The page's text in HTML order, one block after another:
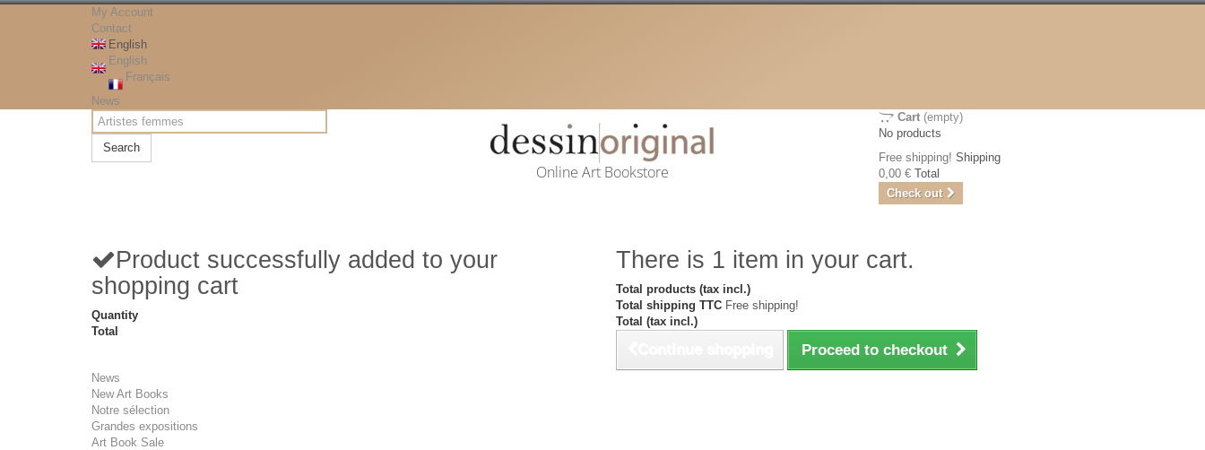
My Account
Contact
English
English
Français
News
Search
Online Art Bookstore
Cart (empty)
No products
Free shipping! Shipping
0,00 € Total
Check out
Product successfully added to your
shopping cart
Quantity
Total
There is 1 item in your cart.
Total products (tax incl.)
Total shipping TTC Free shipping!
Total (tax incl.)
Proceed to checkout
News
New Art Books
Notre sélection
Grandes expositions
Art Book Sale